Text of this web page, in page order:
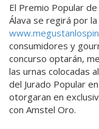
El Premio Popular
Álava se regirá por la
consumidores y
concurso optarán,
las urnas colocadas
del Jurado Popular
otorgaran en
con Amstel Oro.